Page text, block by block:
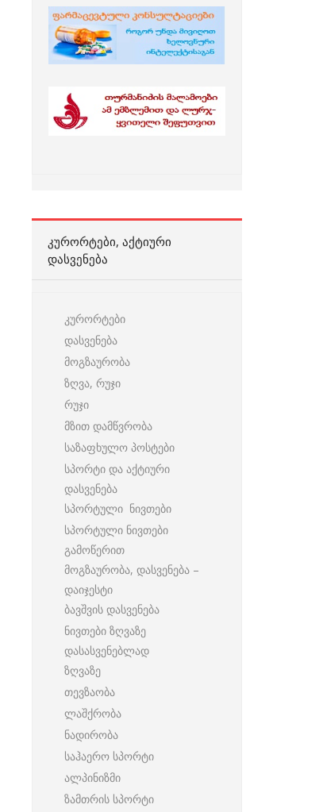
ᲙᲣᲠᲝᲠᲢᲔᲑᲘ, ᲐᲥᲢᲘᲣᲠᲘ
ᲓᲐᲡᲕᲔᲜᲔᲑᲐ
კურორტები
დასვენება
მოგზაურობა
ზღვა, რუჯი
რუჯი
მზით დამწვრობა
საზაფხულო პოსტები
სპორტი და აქტიური
დასვენება
სპორტული ნივთები
სპორტული ნივთები
გამოწერით
მოგზაურობა, დასვენება –
დაიჯესტი
ბავშვის დასვენება
ნივთები ზღვაზე
დასასვენებლად
ზღვაზე
თევზაობა
ლაშქრობა
ნადირობა
საჰაერო სპორტი
ალპინიზმი
ზამთრის სპორტი